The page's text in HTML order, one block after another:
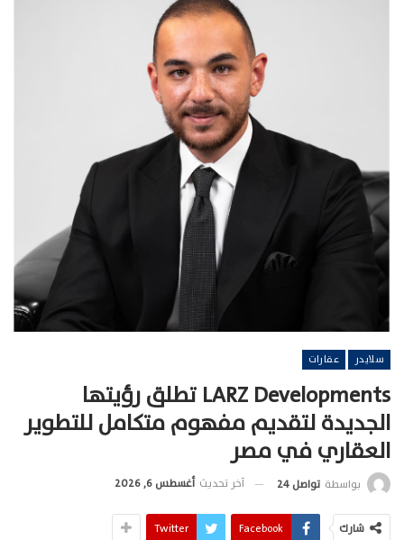
سلايدر عقارات
LARZ Developments تطلق رؤيتها
الجديدة لتقديم مفهوم متكامل للتطوير
العقاري في مصر
بواسطة تواصل 24 آخر تحديث أغسطس 6, 2026
شارك Facebook
Twitter